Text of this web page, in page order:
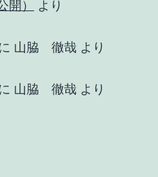
）
より
山脇 徹哉 より
山脇 徹哉 より